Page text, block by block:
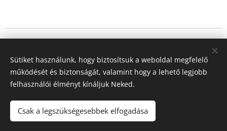
Sütik
Nyelvek
Magyar
Deutsch
Sütiket használunk, hogy biztosítsuk a weboldal megfelelő
működését és biztonságát, valamint hogy a lehető legjobb
felhasználói élményt kínáljuk Neked.
Csak a legszükségesebbek elfogadása